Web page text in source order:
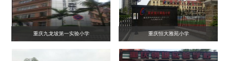
重庆九龙坡第一实验小学 重庆恒大雅苑小学